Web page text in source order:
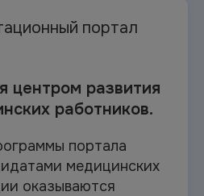
портал
центром развития
работников.
портала
медицинских
оказываются